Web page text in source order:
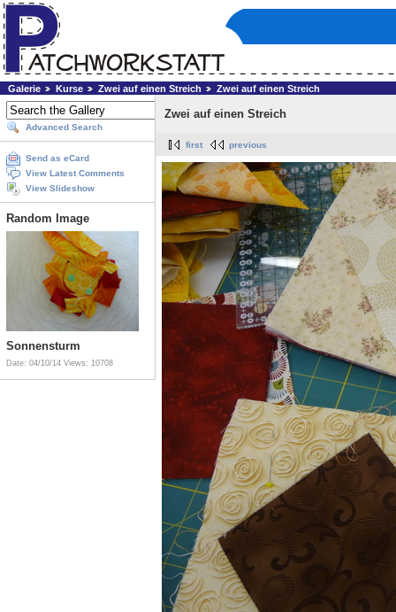
Galerie Kurse Zwei auf einen Streich Zwei auf einen Streich
Advanced Search
Send as eCard
View Latest Comments
View Slideshow
Random Image
Sonnensturm
Date: 04/10/14 Views: 10708
Zwei auf einen Streich
first previous